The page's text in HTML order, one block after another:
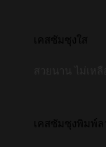
เคสซัมซุงใส
เคสซัมซุงพิมพ์ล